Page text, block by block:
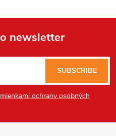
newsletter
ochrany osobných
SUBSCRIBE